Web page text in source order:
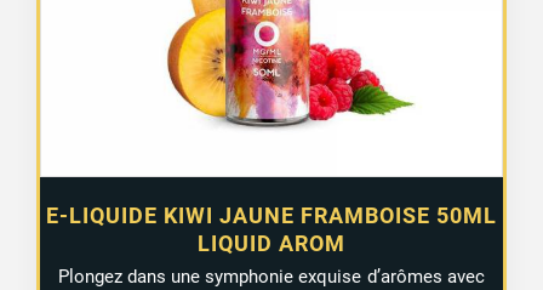
E-LIQUIDE KIWI JAUNE FRAMBOISE 50ML
LIQUID AROM
Plongez dans une symphonie exquise d’arômes avec